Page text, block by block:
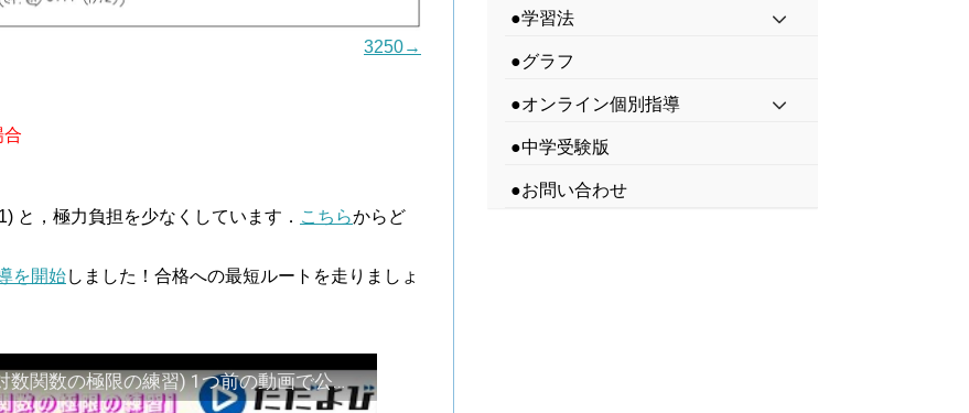
3250→
合
と，極力負担を少なくしています． こちらからど
を開始しました！合格への最短ルートを走りましょ
Quick Drills【数III】関数の極限(指数対数関数の極限の練習) 1つ前の動画で公式を扱ったのでその練習です．慣れましょう！
●学習法
●グラフ
●オンライン個別指導
●中学受験版
●お問い合わせ